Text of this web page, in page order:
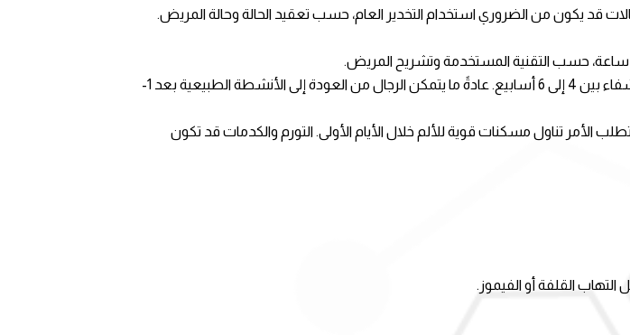
قد يكون من الضروري استخدام التخدير العام، حسب تعقيد الحالة وحالة المريض.
فترة الشفاء للبالغين أطول من الأطفال، حيث قد تستغرق عملية الشفاء بين 4 إلى 6 أسابيع. عادةً ما يتمكن الرجال من العودة إلى الأنشطة الطبيعية بعد 1-
الأمر تناول مسكنات قوية للألم خلال الأيام الأولى. التورم والكدمات قد تكون
القلفة أو الفيموز.